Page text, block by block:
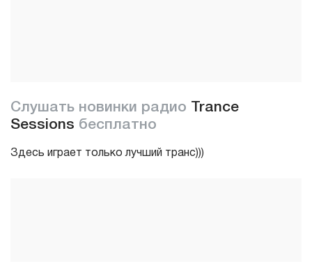
Слушать новинки радио
Trance
Sessions бесплатно
Здесь играет только лучший транс)))